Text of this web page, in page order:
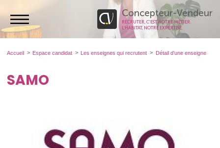
Concepteur-Vendeur
RECRUTER, C’EST NOTRE MÉTIER.
L’HABITAT, NOTRE EXPERTISE.
Accueil Espace candidat Les enseignes qui recrutent Détail d'une enseigne
SAMO